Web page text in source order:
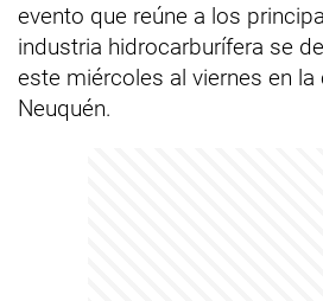
evento que reúne a los
industria hidrocarburífera se
este miércoles al viernes en la
Neuquén.